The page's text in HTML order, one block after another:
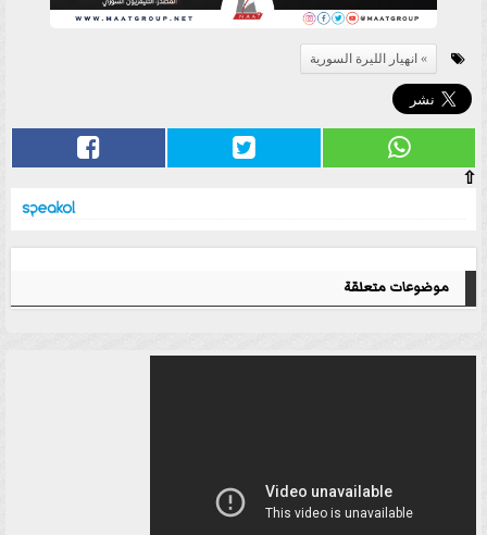
انهيار الليرة السورية
⇧
موضوعات متعلقة